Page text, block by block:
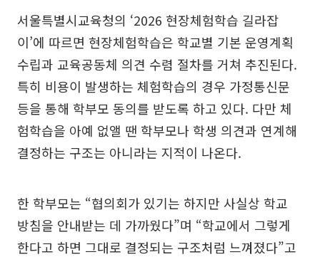
서울특별시교육청의 ‘2026 현장체험학습 길라잡
이’에 따르면 현장체험학습은 학교별 기본 운영계획
수립과 교육공동체 의견 수렴 절차를 거쳐 추진된다.
특히 비용이 발생하는 체험학습의 경우 가정통신문
등을 통해 학부모 동의를 받도록 하고 있다. 다만 체
험학습을 아예 없앨 땐 학부모나 학생 의견과 연계해
결정하는 구조는 아니라는 지적이 나온다.
한 학부모는 “협의회가 있기는 하지만 사실상 학교
방침을 안내받는 데 가까웠다”며 “학교에서 그렇게
한다고 하면 그대로 결정되는 구조처럼 느껴졌다”고